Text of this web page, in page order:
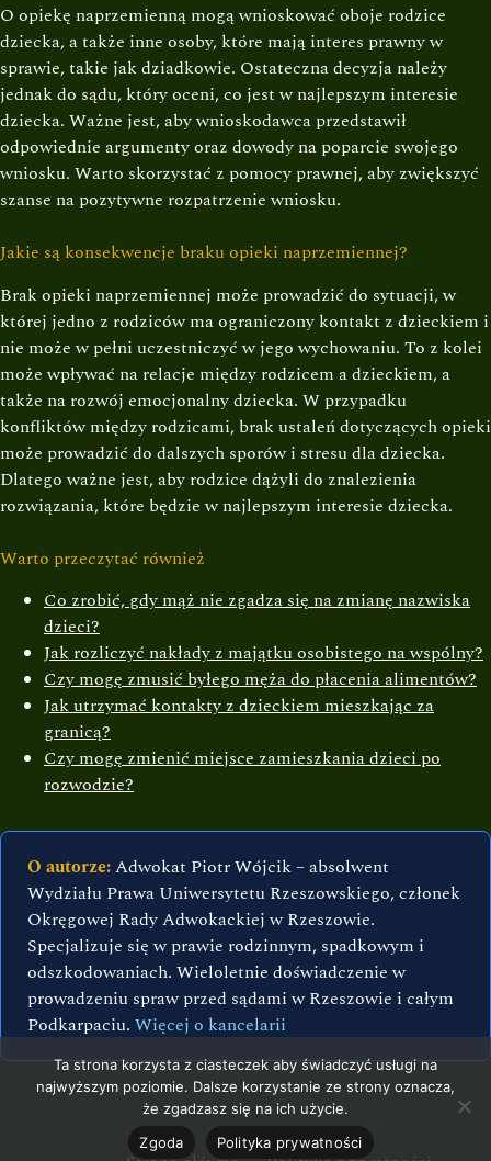
O opiekę naprzemienną mogą wnioskować oboje rodzice
dziecka, a także inne osoby, które mają interes prawny w
sprawie, takie jak dziadkowie. Ostateczna decyzja należy
jednak do sądu, który oceni, co jest w najlepszym interesie
dziecka. Ważne jest, aby wnioskodawca przedstawił
odpowiednie argumenty oraz dowody na poparcie swojego
wniosku. Warto skorzystać z pomocy prawnej, aby zwiększyć
szanse na pozytywne rozpatrzenie wniosku.
Jakie są konsekwencje braku opieki naprzemiennej?
Brak opieki naprzemiennej może prowadzić do sytuacji, w
której jedno z rodziców ma ograniczony kontakt z dzieckiem i
nie może w pełni uczestniczyć w jego wychowaniu. To z kolei
może wpływać na relacje między rodzicem a dzieckiem, a
także na rozwój emocjonalny dziecka. W przypadku
konfliktów między rodzicami, brak ustaleń dotyczących opieki
może prowadzić do dalszych sporów i stresu dla dziecka.
Dlatego ważne jest, aby rodzice dążyli do znalezienia
rozwiązania, które będzie w najlepszym interesie dziecka.
Warto przeczytać również
Co zrobić, gdy mąż nie zgadza się na zmianę nazwiska
dzieci?
Jak rozliczyć nakłady z majątku osobistego na wspólny?
Czy mogę zmusić byłego męża do płacenia alimentów?
Jak utrzymać kontakty z dzieckiem mieszkając za
granicą?
Czy mogę zmienić miejsce zamieszkania dzieci po
rozwodzie?
O autorze:Adwokat Piotr Wójcik – absolwent
Wydziału Prawa Uniwersytetu Rzeszowskiego, członek
Okręgowej Rady Adwokackiej w Rzeszowie.
Specjalizuje się w prawie rodzinnym, spadkowym i
odszkodowaniach. Wieloletnie doświadczenie w
prowadzeniu spraw przed sądami w Rzeszowie i całym
Podkarpaciu. Więcej o kancelarii
Ta strona korzysta z ciasteczek aby świadczyć usługi na
najwyższym poziomie. Dalsze korzystanie ze strony oznacza,
że zgadzasz się na ich użycie.
Zgoda
Polityka prywatności